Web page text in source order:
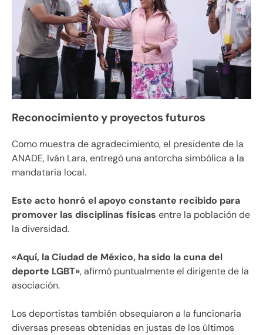
Reconocimiento y proyectos futuros
Como muestra de agradecimiento, el presidente de la
ANADE, Iván Lara, entregó una antorcha simbólica a la
mandataria local.
Este acto honró el apoyo constante recibido para
promover las disciplinas físicas entre la población de
la diversidad.
«Aquí, la Ciudad de México, ha sido la cuna del
deporte LGBT», afirmó puntualmente el dirigente de la
asociación.
Los deportistas también obsequiaron a la funcionaria
diversas preseas obtenidas en justas de los últimos